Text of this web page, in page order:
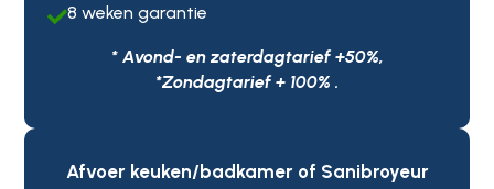
8 weken garantie
* Avond- en zaterdagtarief +50%,
*Zondagtarief + 100% .
Afvoer keuken/badkamer of Sanibroyeur